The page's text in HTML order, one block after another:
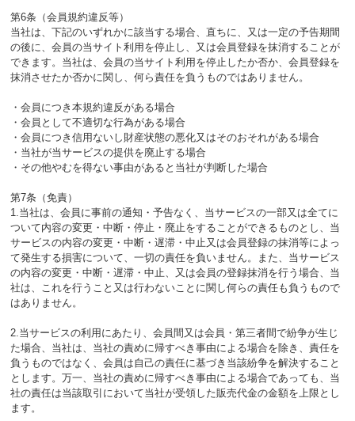
第6条（会員規約違反等）
当社は、下記のいずれかに該当する場合、直ちに、又は一定の予告期間
の後に、会員の当サイト利用を停止し、又は会員登録を抹消することが
できます。当社は、会員の当サイト利用を停止したか否か、会員登録を
抹消させたか否かに関し、何ら責任を負うものではありません。
・会員につき本規約違反がある場合
・会員として不適切な行為がある場合
・会員につき信用ないし財産状態の悪化又はそのおそれがある場合
・当社が当サービスの提供を廃止する場合
・その他やむを得ない事由があると当社が判断した場合
第7条（免責）
1.当社は、会員に事前の通知・予告なく、当サービスの一部又は全てに
ついて内容の変更・中断・停止・廃止をすることができるものとし、当
サービスの内容の変更・中断・遅滞・中止又は会員登録の抹消等によっ
て発生する損害について、一切の責任を負いません。また、当サービス
の内容の変更・中断・遅滞・中止、又は会員の登録抹消を行う場合、当
社は、これを行うこと又は行わないことに関し何らの責任も負うもので
はありません。
2.当サービスの利用にあたり、会員間又は会員・第三者間で紛争が生じ
た場合、当社は、当社の責めに帰すべき事由による場合を除き、責任を
負うものではなく、会員は自己の責任に基づき当該紛争を解決すること
とします。万一、当社の責めに帰すべき事由による場合であっても、当
社の責任は当該取引において当社が受領した販売代金の金額を上限とし
ます。